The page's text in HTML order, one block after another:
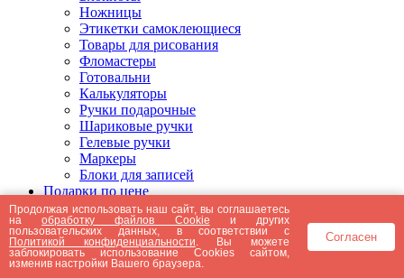
Ножницы
Этикетки самоклеющиеся
Товары для рисования
Фломастеры
Готовальни
Калькуляторы
Ручки подарочные
Шариковые ручки
Гелевые ручки
Маркеры
Блоки для записей
Подарки по цене
Подарки от 5000 рублей
Подарки до 5000 рублей
Подарки до 3000 рублей
Подарки до 2000 рублей
Подарки до 1000 рублей
Продолжая использовать наш сайт, вы соглашаетесь
наобработку файлов Cookie и других
пользовательских данных, в соответствии с
Политикой конфиденциальности . Вы можете
заблокировать использование Cookies сайтом,
изменив настройки Вашего браузера.
Согласен